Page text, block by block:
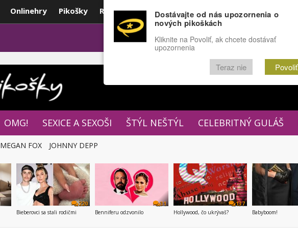
Onlinehry Pikošky Rozprávky Funny Docu
POPULÁRNE FÓRUM
OMG! SEXICE A SEXOŠI ŠTÝL NEŠTÝL CELEBRITNÝ GULÁŠ
MEGAN FOX JOHNNY DEPP
220
Bieberovci sa stali rodičmi
31
Benniferu odzvonilo
137
Hollywood, čo ukrývaš?
Babyboom!
Dostávajte od nás upozornenia o
nových pikoškách
Kliknite na Povoliť, ak chcete dostávať
upozornenia
Teraz nie Povoliť